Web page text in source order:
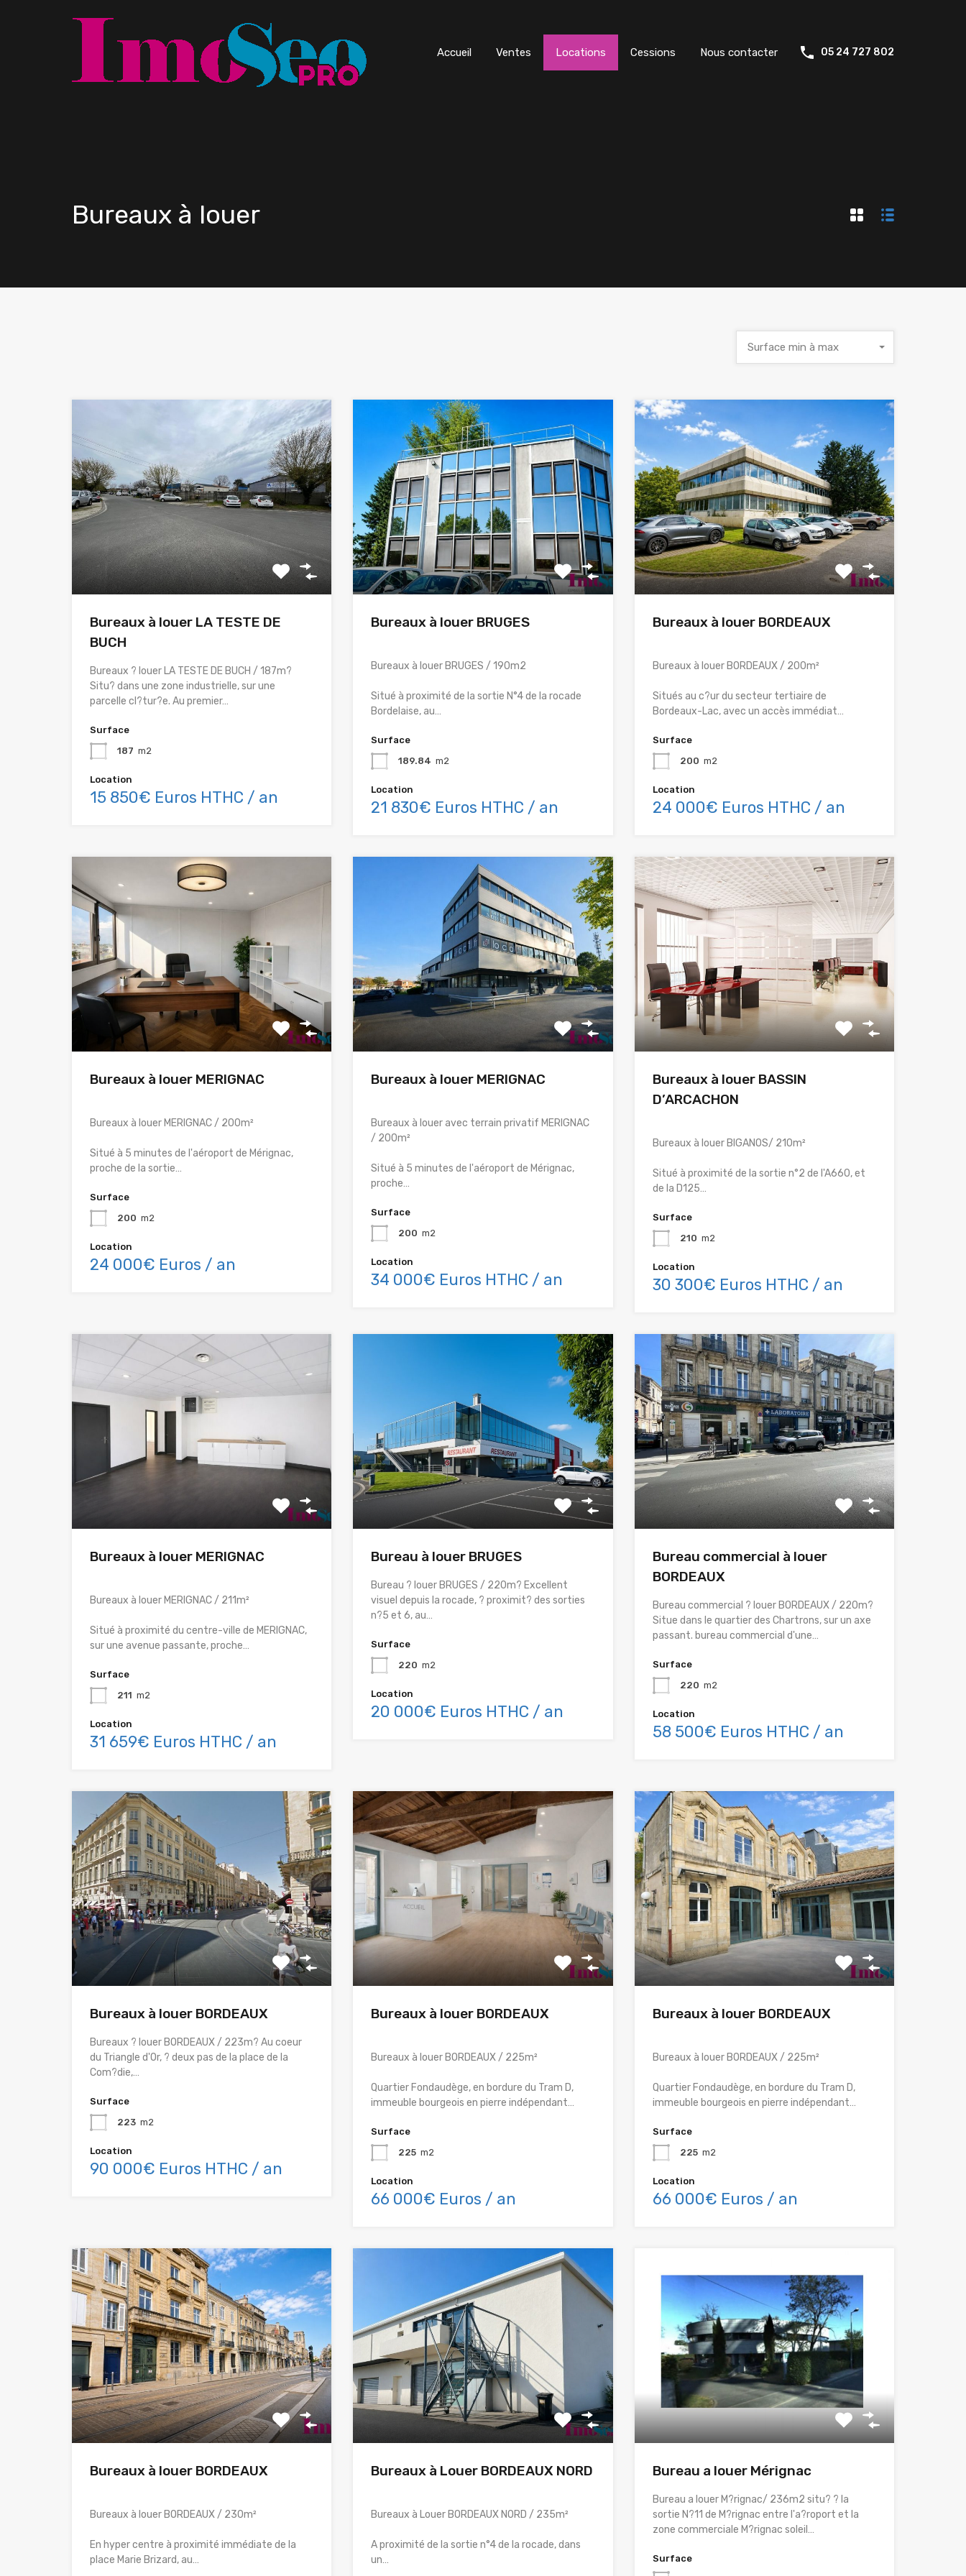
Accueil Ventes Locations Cessions Nous contacter 05 24 727 802
Bureaux à louer
Surface min à max
Bureaux à louer LA TESTE DE
BUCH
Bureaux ? louer LA TESTE DE BUCH / 187m?
Situ? dans une zone industrielle, sur une
parcelle cl?tur?e. Au premier…
Surface
187 m2
Location
15 850€ Euros HTHC / an
Bureaux à louer BRUGES
Bureaux à louer BRUGES / 190m2
Situé à proximité de la sortie N°4 de la rocade
Bordelaise, au…
Surface
189.84 m2
Location
21 830€ Euros HTHC / an
Bureaux à louer BORDEAUX
Bureaux à louer BORDEAUX / 200m²
Situés au c?ur du secteur tertiaire de
Bordeaux-Lac, avec un accès immédiat…
Surface
200 m2
Location
24 000€ Euros HTHC / an
Bureaux à louer MERIGNAC
Bureaux à louer MERIGNAC / 200m²
Situé à 5 minutes de l'aéroport de Mérignac,
proche de la sortie…
Surface
200 m2
Location
24 000€ Euros / an
Bureaux à louer MERIGNAC
Bureaux à louer avec terrain privatif MERIGNAC
/ 200m²
Situé à 5 minutes de l'aéroport de Mérignac,
proche…
Surface
200 m2
Location
34 000€ Euros HTHC / an
Bureaux à louer BASSIN
D’ARCACHON
Bureaux à louer BIGANOS/ 210m²
Situé à proximité de la sortie n°2 de l'A660, et
de la D125…
Surface
210 m2
Location
30 300€ Euros HTHC / an
Bureaux à louer MERIGNAC
Bureaux à louer MERIGNAC / 211m²
Situé à proximité du centre-ville de MERIGNAC,
sur une avenue passante, proche…
Surface
211 m2
Location
31 659€ Euros HTHC / an
Bureau à louer BRUGES
Bureau ? louer BRUGES / 220m? Excellent
visuel depuis la rocade, ? proximit? des sorties
n?5 et 6, au…
Surface
220 m2
Location
20 000€ Euros HTHC / an
Bureau commercial à louer
BORDEAUX
Bureau commercial ? louer BORDEAUX / 220m?
Situe dans le quartier des Chartrons, sur un axe
passant. bureau commercial d'une…
Surface
220 m2
Location
58 500€ Euros HTHC / an
Bureaux à louer BORDEAUX
Bureaux ? louer BORDEAUX / 223m? Au coeur
du Triangle d'Or, ? deux pas de la place de la
Com?die,…
Surface
223 m2
Location
90 000€ Euros HTHC / an
Bureaux à louer BORDEAUX
Bureaux à louer BORDEAUX / 225m²
Quartier Fondaudège, en bordure du Tram D,
immeuble bourgeois en pierre indépendant…
Surface
225 m2
Location
66 000€ Euros / an
Bureaux à louer BORDEAUX
Bureaux à louer BORDEAUX / 225m²
Quartier Fondaudège, en bordure du Tram D,
immeuble bourgeois en pierre indépendant…
Surface
225 m2
Location
66 000€ Euros / an
Bureaux à louer BORDEAUX
Bureaux à louer BORDEAUX / 230m²
En hyper centre à proximité immédiate de la
place Marie Brizard, au…
Bureaux à Louer BORDEAUX NORD
Bureaux à Louer BORDEAUX NORD / 235m²
A proximité de la sortie n°4 de la rocade, dans
un…
Bureau a louer Mérignac
Bureau a louer M?rignac/ 236m2 situ? ? la
sortie N?11 de M?rignac entre l'a?roport et la
zone commerciale M?rignac soleil…
Surface